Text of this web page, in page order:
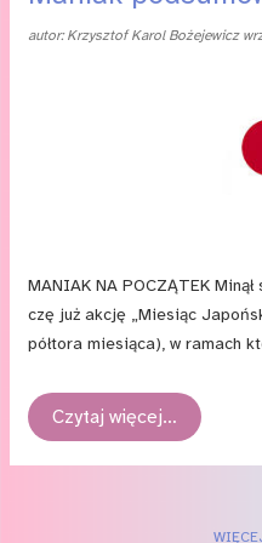
autor:Krzysztof Karol Bożejewicz
MA­NIAK NA PO­CZĄTEK
czę już ak­cję „Mie­siąc
pół­to­ra mie­sią­ca), w ra­mach
w To­kio, dwa psio­cze­nia (
nie Ba­tor; dru­gie na te­mat
Czytaj więcej…